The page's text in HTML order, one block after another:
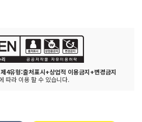
제4유형:출처표시+상업적 이용금지+변경금지
따라 이용 할 수 있습니다.